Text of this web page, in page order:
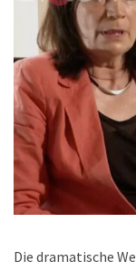
Die dramatische